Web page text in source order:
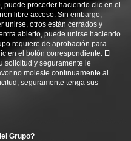
puede proceder haciendo clic en el
libre acceso. Sin embargo,
unirse, otros están cerrados y
abierto, puede unirse haciendo
requiere de aprobación para
en el botón correspondiente. El
solicitud y seguramente le
no moleste continuamente al
seguramente tenga sus
Grupo?